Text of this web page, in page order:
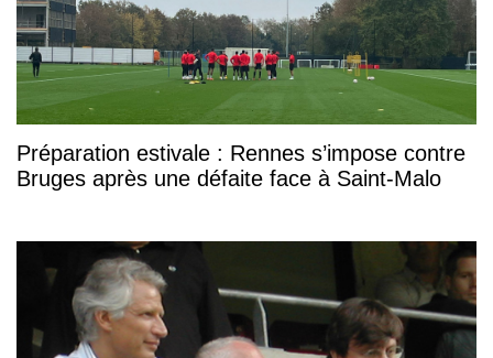
Préparation estivale : Rennes s’impose contre
Bruges après une défaite face à Saint-Malo